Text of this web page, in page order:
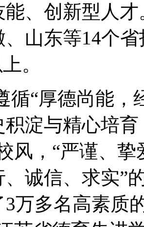
能、创新型人
、山东等14个
。
“厚德尚能，
淀与精心培
风，“严谨、
、诚信、求实”
3万多名高素质